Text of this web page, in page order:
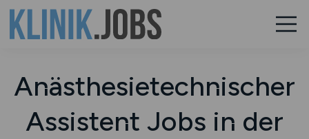
Anästhesietechnischer
Assistent Jobs in der